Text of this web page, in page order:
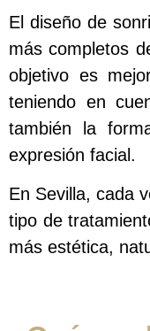
El diseño de
más completos
objetivo es
teniendo en
también la
expresión facial.
En Sevilla, cada
tipo de
más estética,